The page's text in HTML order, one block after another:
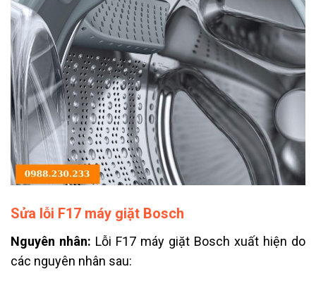
Sửa lỗi F17 máy giặt Bosch
Nguyên nhân: Lỗi F17 máy giặt Bosch xuất hiện do
các nguyên nhân sau: